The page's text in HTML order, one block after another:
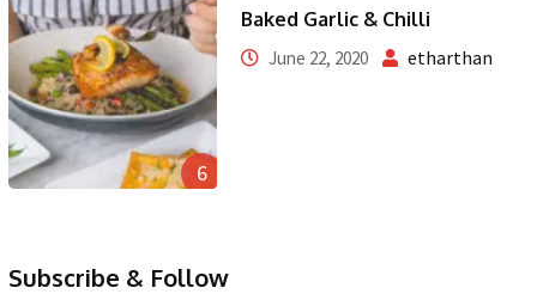
6
Baked Garlic & Chilli
June 22, 2020 etharthan
Subscribe & Follow